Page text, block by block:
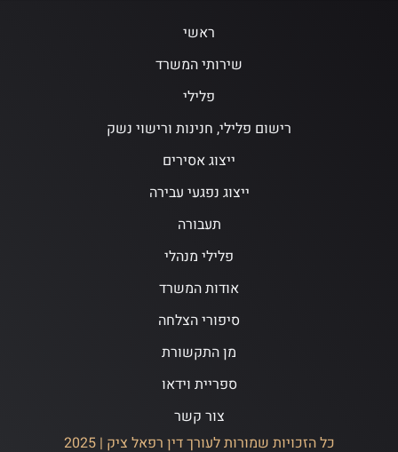
ראשי
שירותי המשרד
פלילי
רישום פלילי, חנינות ורישוי נשק
ייצוג אסירים
ייצוג נפגעי עבירה
תעבורה
פלילי מנהלי
אודות המשרד
סיפורי הצלחה
מן התקשורת
ספריית וידאו
צור קשר
כל הזכויות שמורות לעורך דין רפאל ציק | 2025